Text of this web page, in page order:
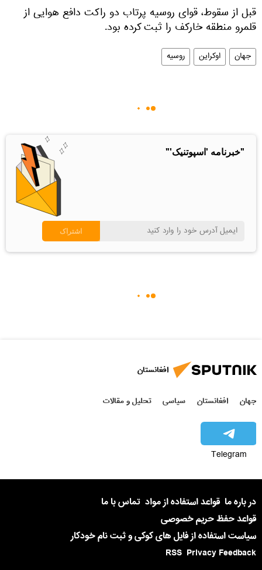
قبل از سقوط، قوای روسیه پرتاب دو راکت دافع هوایی از
قلمرو منطقه خارکف را ثبت کرده بود.
جهان اوکراین روسیه
"خبرنامه 'اسپوتنیک'"
افغانستان
جهان افغانستان سیاسی تحلیل و مقالات
Telegram
در باره ما قواعد استفاده از مواد تماس با ما
قواعد حفظ حریم خصوصی
سیاست استفاده از فایل های کوکی و ثبت نام خودکار
Privacy Feedback
RSS